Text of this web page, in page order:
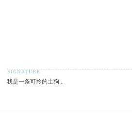
我是一条可怜的土狗...